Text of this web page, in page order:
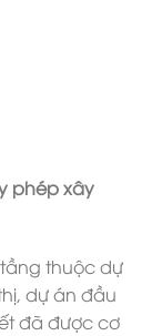
phép xây
thuộc dự
dự án đầu
đã được cơ